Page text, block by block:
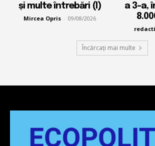
și multe întrebări (I)
Mircea Opris - 09/08/2026
a 3-a,
Încărcați mai multe